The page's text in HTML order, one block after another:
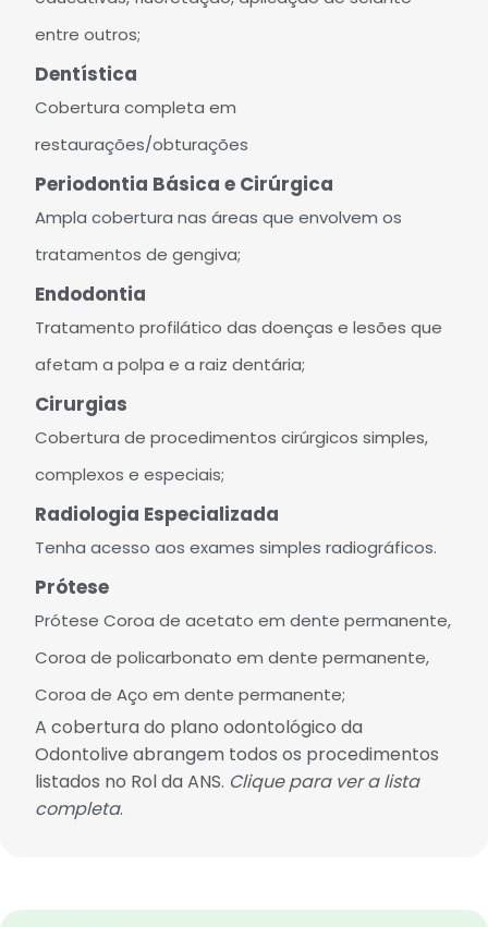
entre outros;
Dentística
Cobertura completa em
restaurações/obturações
Periodontia Básica e Cirúrgica
Ampla cobertura nas áreas que envolvem os
tratamentos de gengiva;
Endodontia
Tratamento profilático das doenças e lesões que
afetam a polpa e a raiz dentária;
Cirurgias
Cobertura de procedimentos cirúrgicos simples,
complexos e especiais;
Radiologia Especializada
Tenha acesso aos exames simples radiográficos.
Prótese
Prótese Coroa de acetato em dente permanente,
Coroa de policarbonato em dente permanente,
Coroa de Aço em dente permanente;
A cobertura do plano odontológico da
Odontolive abrangem todos os procedimentos
listados no Rol da ANS. Clique para ver a lista
completa.